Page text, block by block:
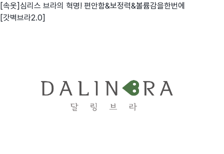
[속옷]심리스 브라의 혁명! 편안함&보정력&볼륨감을한번에
[갓벽브라2.0]